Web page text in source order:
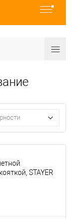
STAYER
55307-70, 30 -